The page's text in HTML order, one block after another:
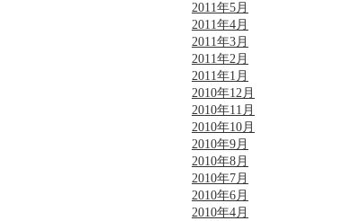
2011年5月
2011年4月
2011年3月
2011年2月
2011年1月
2010年12月
2010年11月
2010年10月
2010年9月
2010年8月
2010年7月
2010年6月
2010年4月